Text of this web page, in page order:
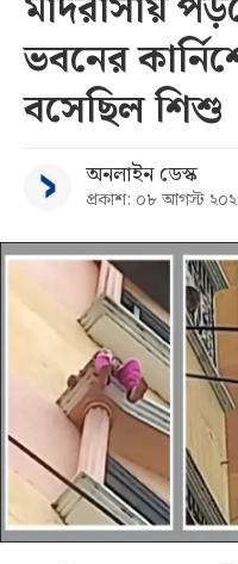
ভবনের
বসেছিল শিশু
অনলাইন ডেস্ক
প্রকাশ: ০৮ আগস্ট